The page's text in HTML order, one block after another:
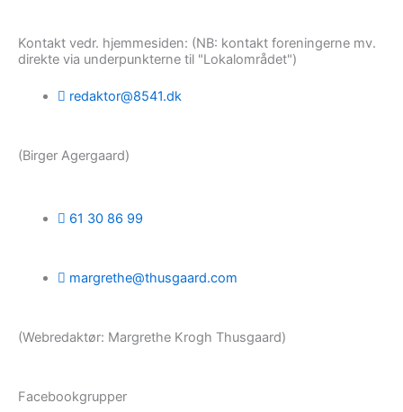
Kontakt vedr. hjemmesiden: (NB: kontakt foreningerne mv.
direkte via underpunkterne til "Lokalområdet")
redaktor@8541.dk
(Birger Agergaard)
61 30 86 99
margrethe@thusgaard.com
(Webredaktør: Margrethe Krogh Thusgaard)
Facebookgrupper